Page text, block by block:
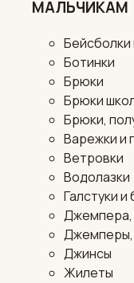
МАЛЬЧИКАМ
Бейсболки
Ботинки
Брюки
Брюки
Брюки,
Варежки и
Ветровки
Водолазки
Галстуки и
Джемпера,
Джемперы,
Джинсы
Жилеты